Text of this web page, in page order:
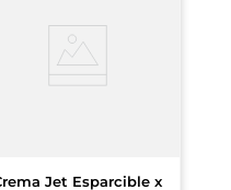
Jet Esparcible x